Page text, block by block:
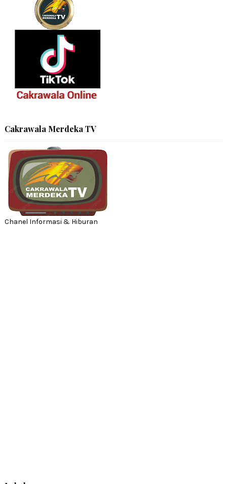
Cakrawala Merdeka TV
Chanel Informasi & Hiburan